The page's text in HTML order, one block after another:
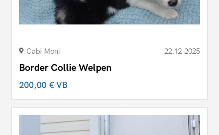
Gabi Moni 22.12.2025
Border Collie Welpen
200,00 €VB